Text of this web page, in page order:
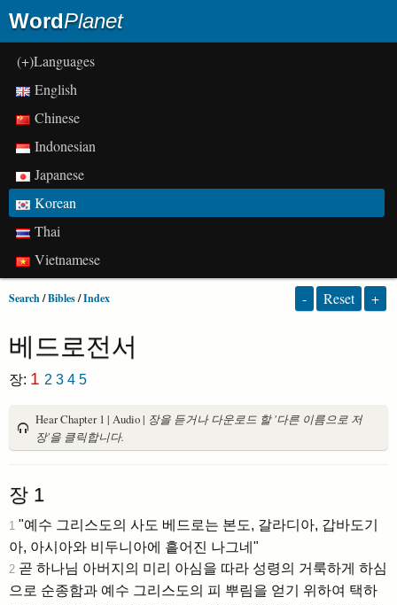
WordPlanet
(+)Languages
English
Chinese
Indonesian
Japanese
Korean
Thai
Vietnamese
Search/Bibles/Index - Reset +
베드로전서
장: 1 2 3 4 5
Hear Chapter 1 | Audio | 장을 듣거나 다운로드 할 '다른 이름으로 저
장'을 클릭합니다.
장 1
1 "예수 그리스도의 사도 베드로는 본도, 갈라디아, 갑바도기
아, 아시아와 비두니아에 흩어진 나그네"
2 곧 하나님 아버지의 미리 아심을 따라 성령의 거룩하게 하심
으로 순종함과 예수 그리스도의 피 뿌림을 얻기 위하여 택하